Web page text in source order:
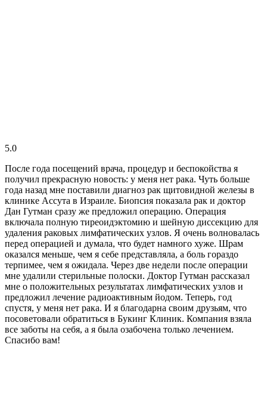
5.0
После года посещений врача, процедур и беспокойства я
получил прекрасную новость: у меня нет рака. Чуть больше
года назад мне поставили диагноз рак щитовидной железы в
клинике Ассута в Израиле. Биопсия показала рак и доктор
Дан Гутман сразу же предложил операцию. Операция
включала полную тиреоидэктомию и шейную диссекцию для
удаления раковых лимфатических узлов. Я очень волновалась
перед операцией и думала, что будет намного хуже. Шрам
оказался меньше, чем я себе представляла, а боль гораздо
терпимее, чем я ожидала. Через две недели после операции
мне удалили стерильные полоски. Доктор Гутман рассказал
мне о положительных результатах лимфатических узлов и
предложил лечение радиоактивным йодом. Теперь, год
спустя, у меня нет рака. И я благодарна своим друзьям, что
посоветовали обратиться в Букинг Клиник. Компания взяла
все заботы на себя, а я была озабочена только лечением.
Спасибо вам!